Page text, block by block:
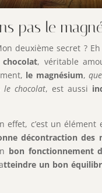
pas le
secret ? Eh
chocolat, véritable
le magnésium,
le chocolat, est aussi
un élément
décontraction des
bon fonctionnement
tteindre un bon